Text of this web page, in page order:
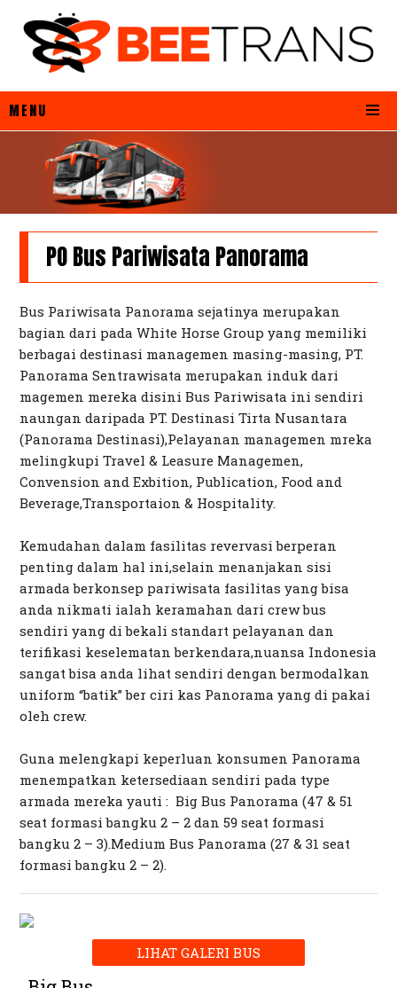
MENU
PO Bus Pariwisata Panorama
Bus Pariwisata Panorama sejatinya merupakan
bagian dari pada White Horse Group yang memiliki
berbagai destinasi managemen masing-masing, PT.
Panorama Sentrawisata merupakan induk dari
magemen mereka disini Bus Pariwisata ini sendiri
naungan daripada PT. Destinasi Tirta Nusantara
(Panorama Destinasi),Pelayanan managemen mreka
melingkupi Travel & Leasure Managemen,
Convension and Exbition, Publication, Food and
Beverage,Transportaion & Hospitality.
Kemudahan dalam fasilitas revervasi berperan
penting dalam hal ini,selain menanjakan sisi
armada berkonsep pariwisata fasilitas yang bisa
anda nikmati ialah keramahan dari crew bus
sendiri yang di bekali standart pelayanan dan
terifikasi keselematan berkendara,nuansa Indonesia
sangat bisa anda lihat sendiri dengan bermodalkan
uniform “batik” ber ciri kas Panorama yang di pakai
oleh crew.
Guna melengkapi keperluan konsumen Panorama
menempatkan ketersediaan sendiri pada type
armada mereka yauti : Big Bus Panorama (47 & 51
seat formasi bangku 2 – 2 dan 59 seat formasi
bangku 2 – 3).Medium Bus Panorama (27 & 31 seat
formasi bangku 2 – 2).
LIHAT GALERI BUS